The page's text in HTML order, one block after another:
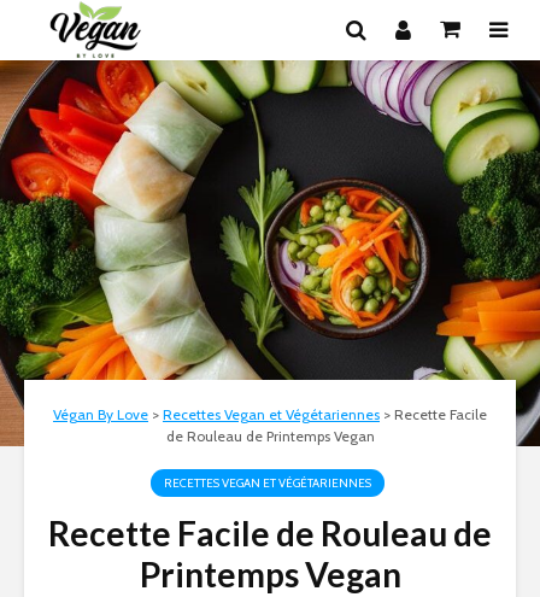
Végan By Love > Recettes Vegan et Végétariennes > Recette Facile
de Rouleau de Printemps Vegan
RECETTES VEGAN ET VÉGÉTARIENNES
Recette Facile de Rouleau de
Printemps Vegan